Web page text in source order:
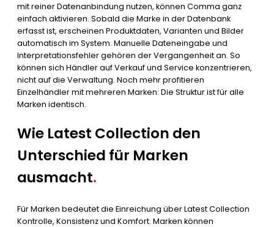
mit reiner Datenanbindung nutzen, können Comma ganz
einfach aktivieren. Sobald die Marke in der Datenbank
erfasst ist, erscheinen Produktdaten, Varianten und Bilder
automatisch im System. Manuelle Dateneingabe und
Interpretationsfehler gehören der Vergangenheit an. So
können sich Händler auf Verkauf und Service konzentrieren,
nicht auf die Verwaltung. Noch mehr profitieren
Einzelhändler mit mehreren Marken: Die Struktur ist für alle
Marken identisch.
Wie Latest Collection den
Unterschied für Marken
ausmacht.
Für Marken bedeutet die Einreichung über Latest Collection
Kontrolle, Konsistenz und Komfort. Marken können